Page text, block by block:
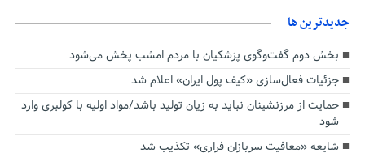
جديدترين ها
بخش دوم گفت‌وگوی پزشکیان با مردم امشب پخش می‌شود
جزئیات فعال‌سازی «کیف پول ایران» اعلام شد
حمایت از مرزنشینان نباید به زیان تولید باشد/مواد اولیه با کولبری وارد
شود
شایعه «معافیت سربازان فراری» تکذیب شد